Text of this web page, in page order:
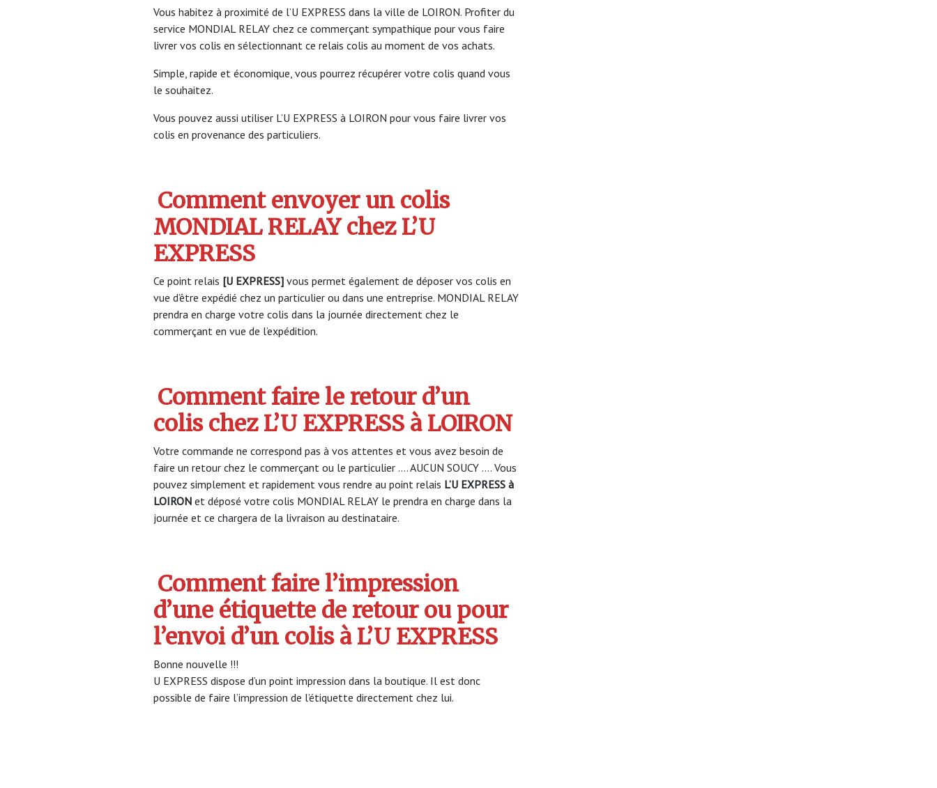
Vous habitez à proximité de l’U EXPRESS dans la ville de LOIRON. Profiter du
service MONDIAL RELAY chez ce commerçant sympathique pour vous faire
livrer vos colis en sélectionnant ce relais colis au moment de vos achats.
Simple, rapide et économique, vous pourrez récupérer votre colis quand vous
le souhaitez.
Vous pouvez aussi utiliser L’U EXPRESS à LOIRON pour vous faire livrer vos
colis en provenance des particuliers.
Comment envoyer un colis
MONDIAL RELAY chez L’U
EXPRESS
Ce point relais [U EXPRESS] vous permet également de déposer vos colis en
vue d’être expédié chez un particulier ou dans une entreprise. MONDIAL RELAY
prendra en charge votre colis dans la journée directement chez le
commerçant en vue de l’expédition.
Comment faire le retour d’un
colis chez L’U EXPRESS à LOIRON
Votre commande ne correspond pas à vos attentes et vous avez besoin de
faire un retour chez le commerçant ou le particulier …. AUCUN SOUCY …. Vous
pouvez simplement et rapidement vous rendre au point relais L’U EXPRESS à
LOIRON et déposé votre colis MONDIAL RELAY le prendra en charge dans la
journée et ce chargera de la livraison au destinataire.
Comment faire l’impression
d’une étiquette de retour ou pour
l’envoi d’un colis à L’U EXPRESS
Bonne nouvelle !!!
U EXPRESS dispose d’un point impression dans la boutique. Il est donc
possible de faire l’impression de l’étiquette directement chez lui.